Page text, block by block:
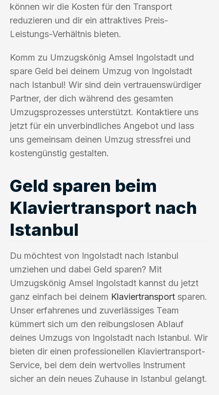
können wir die Kosten für den Transport
reduzieren und dir ein attraktives Preis-
Leistungs-Verhältnis bieten.
Komm zu Umzugskönig Amsel Ingolstadt und
spare Geld bei deinem Umzug von Ingolstadt
nach Istanbul! Wir sind dein vertrauenswürdiger
Partner, der dich während des gesamten
Umzugsprozesses unterstützt. Kontaktiere uns
jetzt für ein unverbindliches Angebot und lass
uns gemeinsam deinen Umzug stressfrei und
kostengünstig gestalten.
Geld sparen beim
Klaviertransport nach
Istanbul
Du möchtest von Ingolstadt nach Istanbul
umziehen und dabei Geld sparen? Mit
Umzugskönig Amsel Ingolstadt kannst du jetzt
ganz einfach bei deinem Klaviertransport sparen.
Unser erfahrenes und zuverlässiges Team
kümmert sich um den reibungslosen Ablauf
deines Umzugs von Ingolstadt nach Istanbul. Wir
bieten dir einen professionellen Klaviertransport-
Service, bei dem dein wertvolles Instrument
sicher an dein neues Zuhause in Istanbul gelangt.